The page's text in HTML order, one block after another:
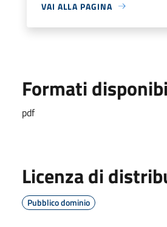
VAI ALLA PAGINA
Formati
pdf
Licenza di
Pubblico dominio